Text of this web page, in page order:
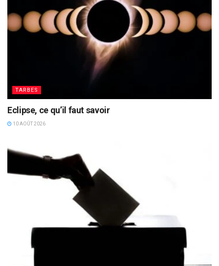
TARBES
Eclipse, ce qu’il faut savoir
10 AOÛT 2026